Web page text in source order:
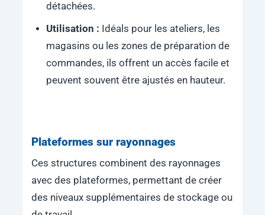
détachées.
Utilisation : Idéals pour les ateliers, les
magasins ou les zones de préparation de
commandes, ils offrent un accès facile et
peuvent souvent être ajustés en hauteur.
Plateformes sur rayonnages
Ces structures combinent des rayonnages
avec des plateformes, permettant de créer
des niveaux supplémentaires de stockage ou